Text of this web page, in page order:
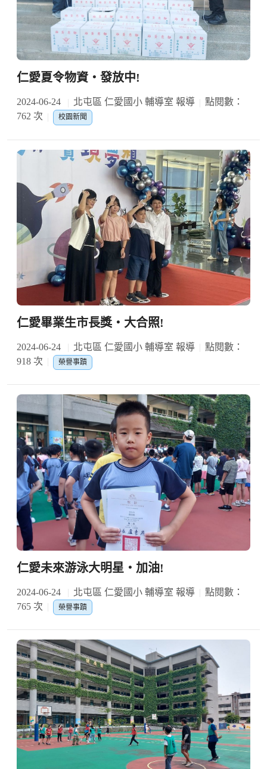
仁愛夏令物資‧發放中!
2024-06-24 北屯區 仁愛國小 輔導室 報導
點閱數：
762 次
校園新聞
仁愛畢業生市長獎‧大合照!
2024-06-24 北屯區 仁愛國小 輔導室 報導
點閱數：
918 次
榮譽事蹟
仁愛未來游泳大明星‧加油!
2024-06-24 北屯區 仁愛國小 輔導室 報導
點閱數：
765 次
榮譽事蹟